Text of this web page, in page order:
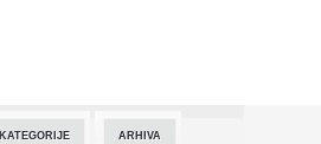
KATEGORIJE ARHIVA